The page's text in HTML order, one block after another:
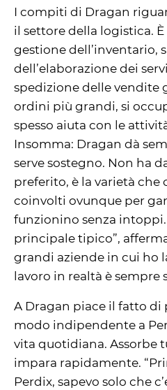
I compiti di Dragan
il settore della logistica.
gestione dell’inventario,
dell’elaborazione dei
spedizione delle vendite
ordini più grandi, si
spesso aiuta con le
Insomma: Dragan dà
serve sostegno. Non ha
preferito, è la varietà che
coinvolti ovunque per
funzionino senza
principale tipico”,
grandi aziende in cui ho
lavoro in realtà è sempre
A Dragan piace il fatto di
modo indipendente a
vita quotidiana. Assorbe
impara rapidamente.
Perdix, sapevo solo che